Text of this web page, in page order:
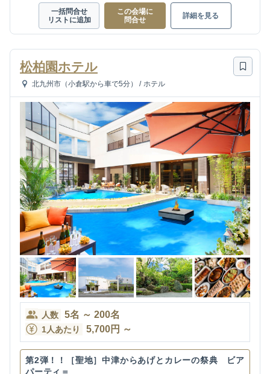
一括問合せ
リストに追加
この会場に
問合せ
詳細を見る
松柏園ホテル
北九州市（小倉駅から車で5分） / ホテル
人数 5名 ～ 200名
1人あたり 5,700円 ～
第2弾！！［聖地］中津からあげとカレーの祭典 ビア
パーティ＝